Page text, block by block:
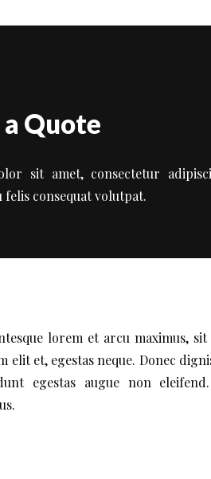
– Ostéopathe
à Quimper (29000)
Quote
sit amet, consectetur
felis consequat volutpat.
lorem et arcu maximus,
elit et, egestas neque. Donec
egestas augue non